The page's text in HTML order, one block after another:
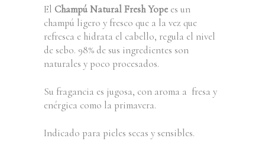
El Champú Natural Fresh Yope es un
champú ligero y fresco que a la vez que
refresca e hidrata el cabello, regula el nivel
de sebo. 98% de sus ingredientes son
naturales y poco procesados.
Su fragancia es jugosa, con aroma a fresa y
enérgica como la primavera.
Indicado para pieles secas y sensibles.